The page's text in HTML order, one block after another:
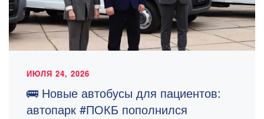
ИЮЛЯ 24, 2026
🚌 Новые автобусы для пациентов:
автопарк #ПОКБ пополнился